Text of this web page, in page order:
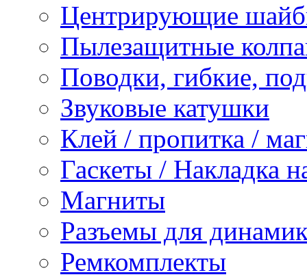
Центрирующие
Пылезащитные
Поводки, гибкие,
Звуковые катушки
Клей / пропитка /
Гаскеты / Накладка
Магниты
Разъемы для
Ремкомплекты